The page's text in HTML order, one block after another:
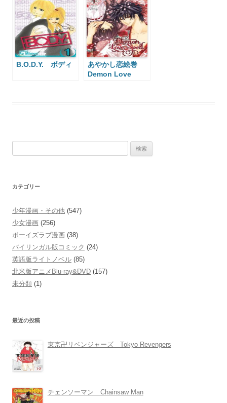
B.O.D.Y. ボディ
あやかし恋絵巻
Demon Love
カテゴリー
少年漫画・その他 (547)
少女漫画 (256)
ボーイズラブ漫画 (38)
バイリンガル版コミック (24)
英語版ライトノベル (85)
北米版アニメBlu-ray&DVD (157)
未分類 (1)
最近の投稿
東京卍リベンジャーズ Tokyo Revengers
チェンソーマン Chainsaw Man